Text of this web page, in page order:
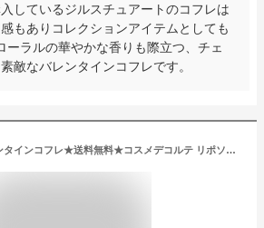
しているジルスチュアートのコフレは
もありコレクションアイテムとしても
ーラルの華やかな香りも際立つ、チェ
敵なバレンタインコフレです。
★ハッピーバレンタインコフレ★送料無料★コスメデコルテ リポソーム アドバンスト リペアセラム(30ml) エスティローダーバニティコフレ＜4971710376210＞